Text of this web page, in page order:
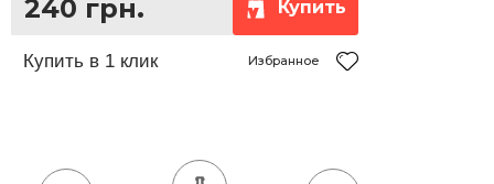
960 грн.
50x78 см 1 560 грн.
240 грн. Купить
Избранное